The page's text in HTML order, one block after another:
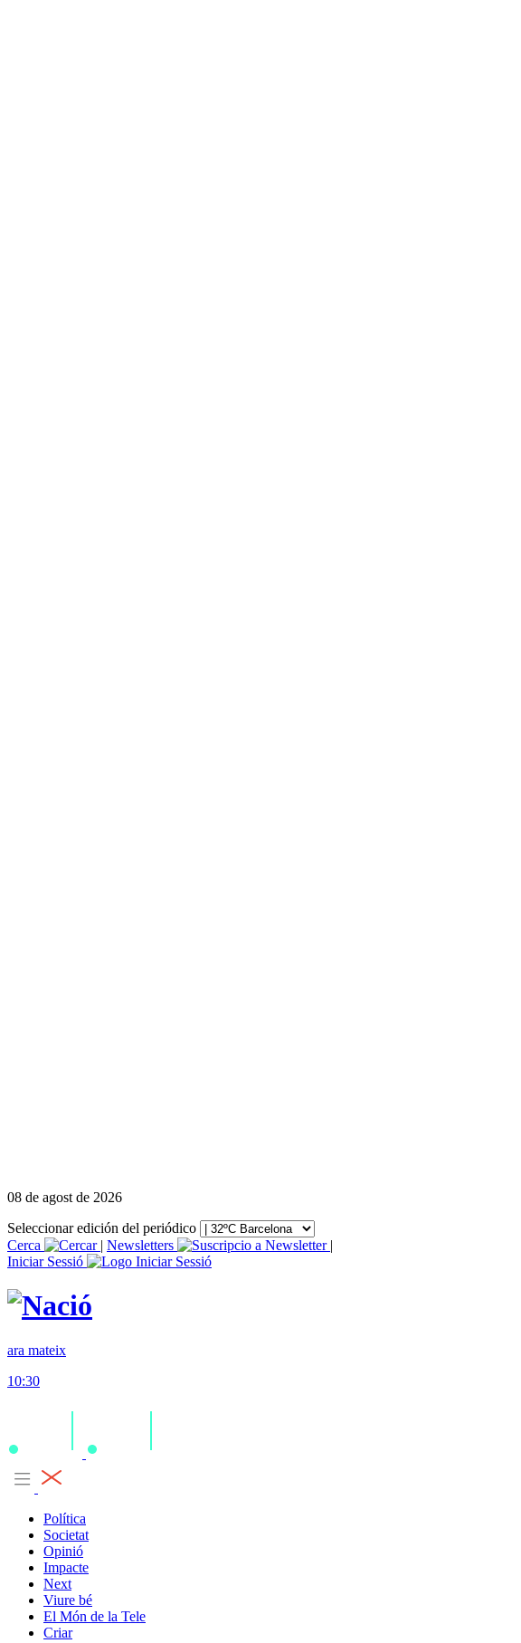
08 de agost de 2026
Seleccionar edición del periódico
Cerca
| Newsletters
|
Iniciar Sessió
ara mateix
10:30
Política
Societat
Opinió
Impacte
Next
Viure bé
El Món de la Tele
Criar